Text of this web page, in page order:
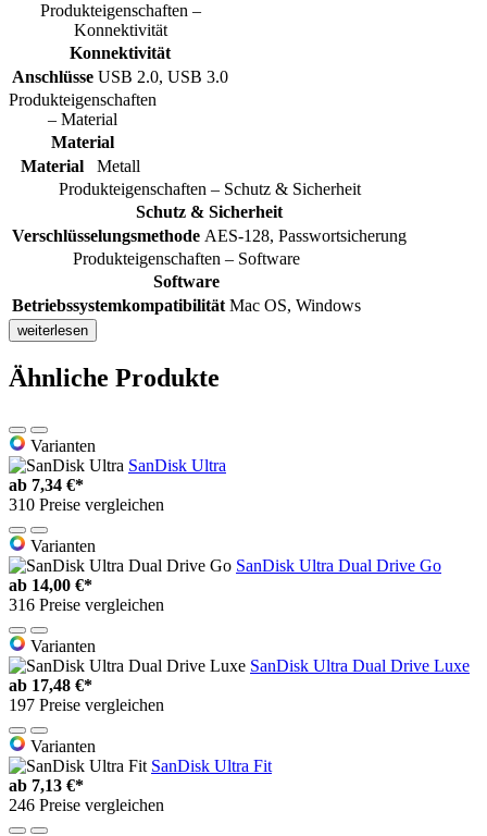
Produkteigenschaften –
Konnektivität
Konnektivität
Anschlüsse USB 2.0, USB 3.0
Produkteigenschaften
– Material
Material
Material
Metall
Produkteigenschaften – Schutz & Sicherheit
Schutz & Sicherheit
Verschlüsselungsmethode AES-128, Passwortsicherung
Produkteigenschaften – Software
Software
Betriebssystemkompatibilität Mac OS, Windows
weiterlesen
Ähnliche Produkte
Varianten
SanDisk Ultra
ab 7,34 €*
310 Preise vergleichen
Varianten
SanDisk Ultra Dual Drive Go
ab 14,00 €*
316 Preise vergleichen
Varianten
SanDisk Ultra Dual Drive Luxe
ab 17,48 €*
197 Preise vergleichen
Varianten
SanDisk Ultra Fit
ab 7,13 €*
246 Preise vergleichen